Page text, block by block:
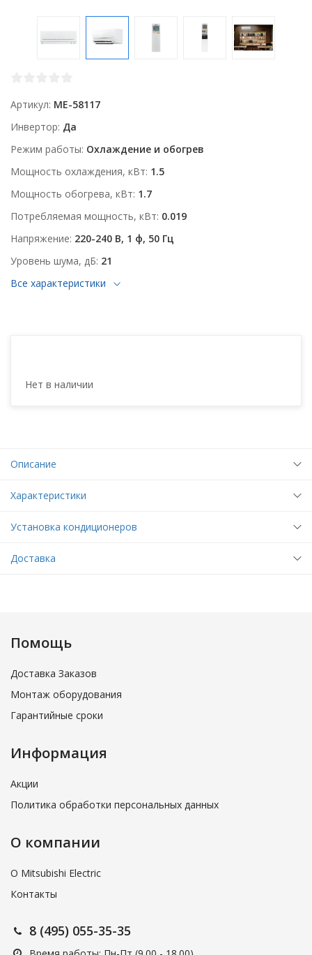
Артикул ME-58117
Инвертор Да
Режим работы Охлаждение и обогрев
Мощность охлаждения, кВт 1.5
Мощность обогрева, кВт 1.7
Потребляемая мощность, кВт 0.019
Напряжение 220-240 В, 1 ф, 50 Гц
Уровень шума, дБ 21
Все характеристики
Нет в наличии
Описание
Характеристики
Установка кондиционеров
Доставка
Помощь
Доставка Заказов
Монтаж оборудования
Гарантийные сроки
Информация
Акции
Политика обработки персональных данных
О компании
О Mitsubishi Electric
Контакты
8 (495) 055-35-35